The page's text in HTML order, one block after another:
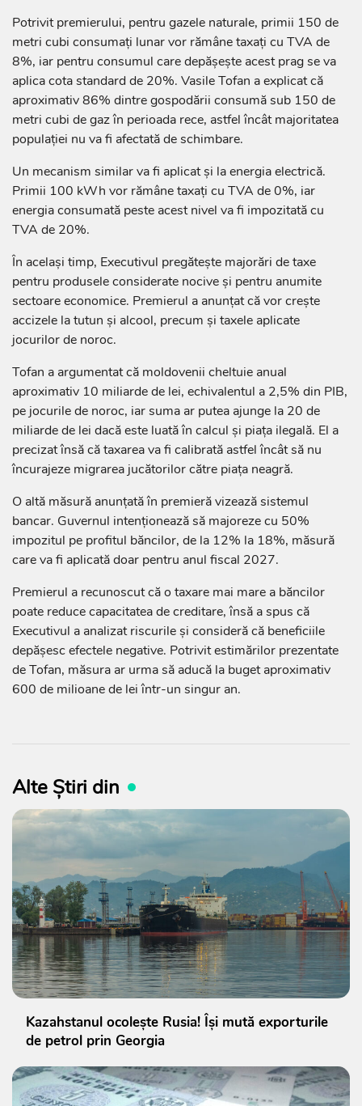
Potrivit premierului, pentru gazele naturale, primii 150 de
metri cubi consumați lunar vor rămâne taxați cu TVA de
8%, iar pentru consumul care depășește acest prag se va
aplica cota standard de 20%. Vasile Tofan a explicat că
aproximativ 86% dintre gospodării consumă sub 150 de
metri cubi de gaz în perioada rece, astfel încât majoritatea
populației nu va fi afectată de schimbare.
Un mecanism similar va fi aplicat și la energia electrică.
Primii 100 kWh vor rămâne taxați cu TVA de 0%, iar
energia consumată peste acest nivel va fi impozitată cu
TVA de 20%.
În același timp, Executivul pregătește majorări de taxe
pentru produsele considerate nocive și pentru anumite
sectoare economice. Premierul a anunțat că vor crește
accizele la tutun și alcool, precum și taxele aplicate
jocurilor de noroc.
Tofan a argumentat că moldovenii cheltuie anual
aproximativ 10 miliarde de lei, echivalentul a 2,5% din PIB,
pe jocurile de noroc, iar suma ar putea ajunge la 20 de
miliarde de lei dacă este luată în calcul și piața ilegală. El a
precizat însă că taxarea va fi calibrată astfel încât să nu
încurajeze migrarea jucătorilor către piața neagră.
O altă măsură anunțată în premieră vizează sistemul
bancar. Guvernul intenționează să majoreze cu 50%
impozitul pe profitul băncilor, de la 12% la 18%, măsură
care va fi aplicată doar pentru anul fiscal 2027.
Premierul a recunoscut că o taxare mai mare a băncilor
poate reduce capacitatea de creditare, însă a spus că
Executivul a analizat riscurile și consideră că beneficiile
depășesc efectele negative. Potrivit estimărilor prezentate
de Tofan, măsura ar urma să aducă la buget aproximativ
600 de milioane de lei într-un singur an.
Alte Știri din
Kazahstanul ocolește Rusia! Își mută exporturile
de petrol prin Georgia